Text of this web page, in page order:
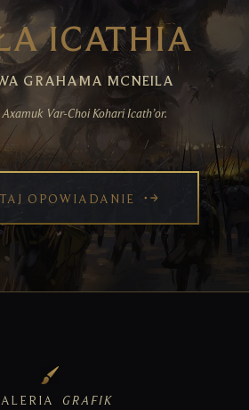
ICATHIA
GRAHAMA MCNEILA
Var-Choi Kohari Icath’or.
OPOWIADANIE
GRAFIK